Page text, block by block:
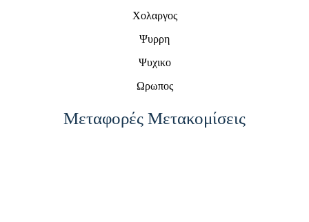
Χολαργος
Ψυρρη
Ψυχικο
Ωρωπος
Μεταφορές Μετακομίσεις